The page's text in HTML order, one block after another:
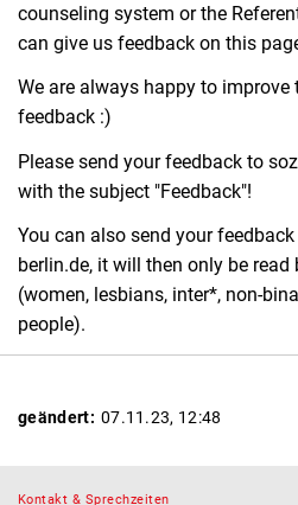
counseling system or the
can give us feedback on this
We are always happy to
feedback :)
Please send your feedback to
with the subject "Feedback"!
You can also send your
berlin.de, it will then only be read
(women, lesbians, inter*, non-
people).
geändert: 07.11.23, 12:48
Kontakt & Sprechzeiten